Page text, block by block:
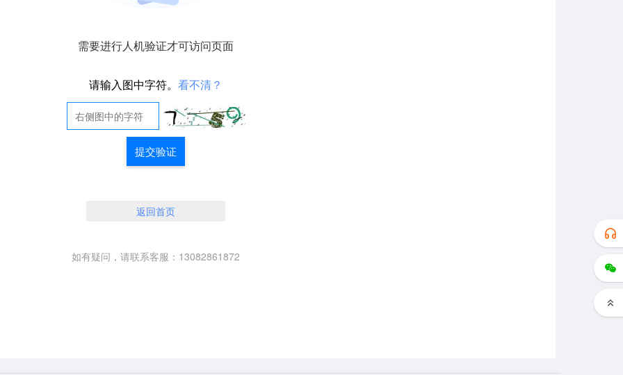
需要进行人机验证才可访问页面
请输入图中字符。 看不清？
提交验证
返回首页
如有疑问，请联系客服：13082861872